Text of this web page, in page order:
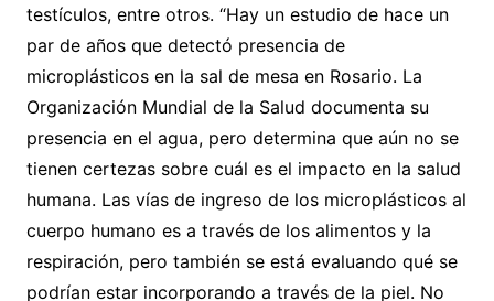
testículos, entre otros. “Hay un estudio de hace un
par de años que detectó presencia de
microplásticos en la sal de mesa en Rosario. La
Organización Mundial de la Salud documenta su
presencia en el agua, pero determina que aún no se
tienen certezas sobre cuál es el impacto en la salud
humana. Las vías de ingreso de los microplásticos al
cuerpo humano es a través de los alimentos y la
respiración, pero también se está evaluando qué se
podrían estar incorporando a través de la piel. No